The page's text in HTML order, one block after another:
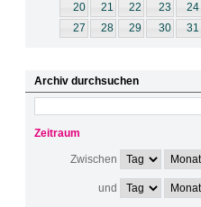
20
21 22 23 24
27
28 29 30 31
Archiv durchsuchen
Zeitraum
Zwischen
und